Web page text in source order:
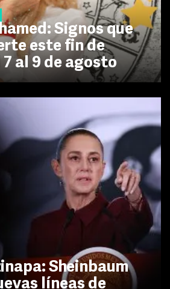
Signos que
este fin de
al 9 de agosto
Sheinbaum
líneas de